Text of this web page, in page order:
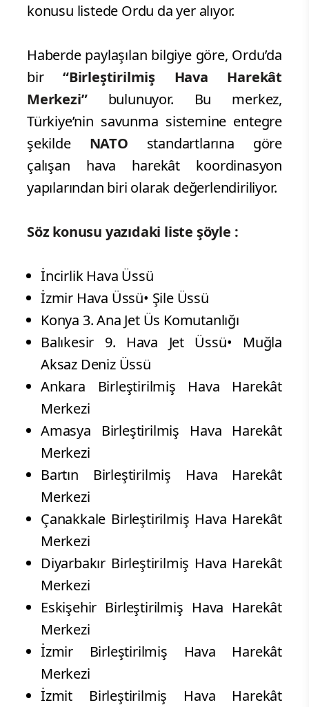
konusu listede Ordu da yer alıyor.
Haberde paylaşılan bilgiye göre, Ordu’da
bir“Birleştirilmiş Hava Harekât
Merkezi” bulunuyor. Bu merkez,
Türkiye’nin savunma sistemine entegre
şekilde NATO standartlarına göre
çalışan hava harekât koordinasyon
yapılarından biri olarak değerlendiriliyor.
Söz konusu yazıdaki liste şöyle :
İncirlik Hava Üssü
İzmir Hava Üssü• Şile Üssü
Konya 3. Ana Jet Üs Komutanlığı
Balıkesir 9. Hava Jet Üssü• Muğla
Aksaz Deniz Üssü
Ankara Birleştirilmiş Hava Harekât
Merkezi
Amasya Birleştirilmiş Hava Harekât
Merkezi
Bartın Birleştirilmiş Hava Harekât
Merkezi
Çanakkale Birleştirilmiş Hava Harekât
Merkezi
Diyarbakır Birleştirilmiş Hava Harekât
Merkezi
Eskişehir Birleştirilmiş Hava Harekât
Merkezi
İzmir Birleştirilmiş Hava Harekât
Merkezi
İzmit Birleştirilmiş Hava Harekât